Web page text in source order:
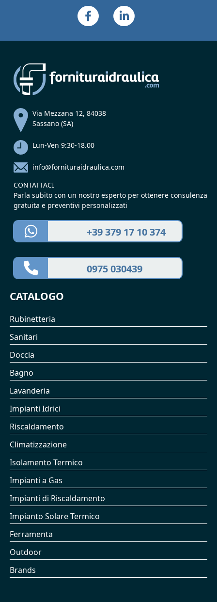
Via Mezzana 12, 84038
Sassano (SA)
Lun-Ven 9:30-18.00
info@fornituraidraulica.com
CONTATTACI
Parla subito con un nostro esperto per ottenere consulenza
gratuita e preventivi personalizzati
+39 379 17 10 374
0975 030439
CATALOGO
Rubinetteria
Sanitari
Doccia
Bagno
Lavanderia
Impianti Idrici
Riscaldamento
Climatizzazione
Isolamento Termico
Impianti a Gas
Impianti di Riscaldamento
Impianto Solare Termico
Ferramenta
Outdoor
Brands